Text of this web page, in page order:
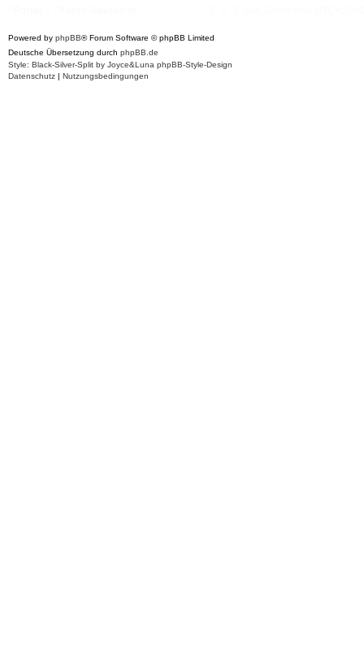
Powered by phpBB® Forum Software © phpBB Limited
Deutsche Übersetzung durch phpBB.de
Style: Black-Silver-Split by Joyce&Luna phpBB-Style-Design
Datenschutz | Nutzungsbedingungen